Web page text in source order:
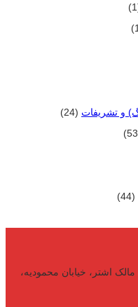
و تشریفات (24)
(44)
اشتر، خیابان محمودیه،